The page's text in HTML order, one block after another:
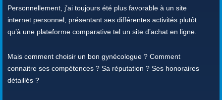
Personnellement, j’ai toujours été plus favorable à un site
internet personnel, présentant ses différentes activités plutôt
qu’à une plateforme comparative tel un site d’achat en ligne.
Mais comment choisir un bon gynécologue ? Comment
connaitre ses compétences ? Sa réputation ? Ses honoraires
détaillés ?